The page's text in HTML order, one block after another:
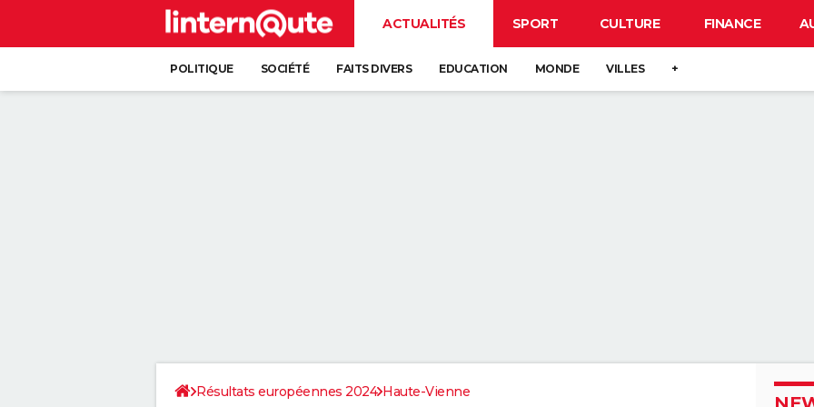
ACTUALITÉS SPORT CULTURE FINANCE
POLITIQUE SOCIÉTÉ FAITS DIVERS EDUCATION MONDE VILLES +
Résultats européennes 2024 Haute-Vienne